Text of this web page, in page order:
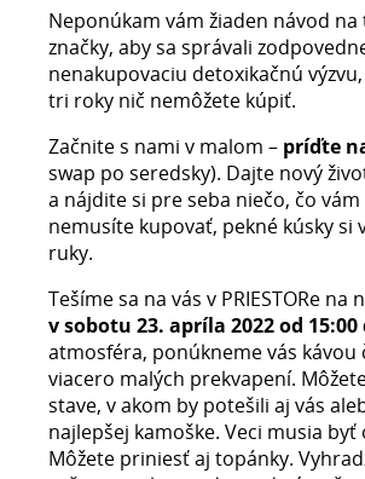
Neponúkam vám žiaden návod
značky, aby sa správali
nenakupovaciu detoxikačnú
tri roky nič nemôžete kúpiť.
Začnite s nami v malom – príďte
swap po seredsky). Dajte nový
a nájdite si pre seba niečo, čo
nemusíte kupovať, pekné kúsky si
ruky.
Tešíme sa na vás v PRIESTORe na
v sobotu 23. apríla 2022 od 15:00
atmosféra, ponúkneme vás kávou
viacero malých prekvapení.
stave, v akom by potešili aj vás
najlepšej kamoške. Veci musia
Môžete priniesť aj topánky.